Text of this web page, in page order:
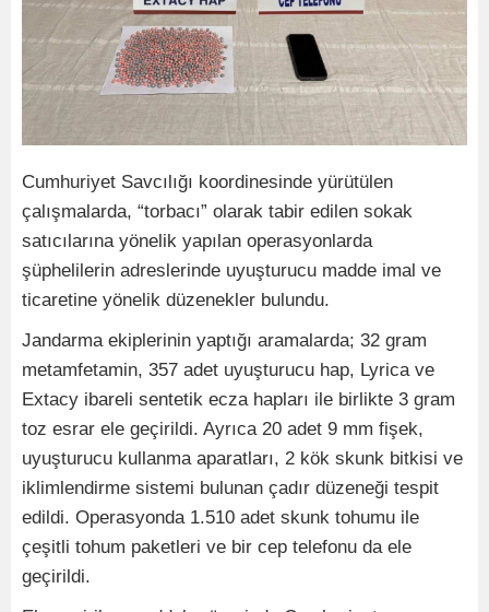
Cumhuriyet Savcılığı koordinesinde yürütülen
çalışmalarda, “torbacı” olarak tabir edilen sokak
satıcılarına yönelik yapılan operasyonlarda
şüphelilerin adreslerinde uyuşturucu madde imal ve
ticaretine yönelik düzenekler bulundu.
Jandarma ekiplerinin yaptığı aramalarda; 32 gram
metamfetamin, 357 adet uyuşturucu hap, Lyrica ve
Extacy ibareli sentetik ecza hapları ile birlikte 3 gram
toz esrar ele geçirildi. Ayrıca 20 adet 9 mm fişek,
uyuşturucu kullanma aparatları, 2 kök skunk bitkisi ve
iklimlendirme sistemi bulunan çadır düzeneği tespit
edildi. Operasyonda 1.510 adet skunk tohumu ile
çeşitli tohum paketleri ve bir cep telefonu da ele
geçirildi.